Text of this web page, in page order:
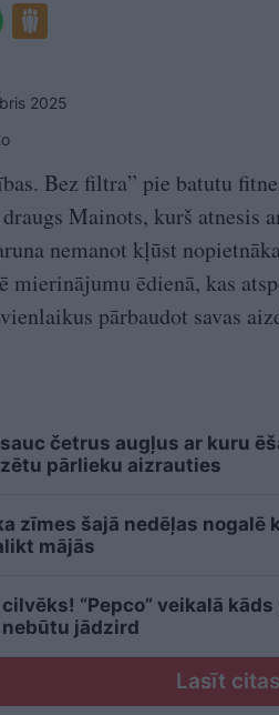
2025
Bez filtra” pie batutu
Mainots, kurš atnesis
nemanot kļūst
mierinājumu ēdienā, kas
pārbaudot savas
četrus augļus ar kuru
pārlieku aizrauties
zīmes šajā nedēļas nogalē
mājās
cilvēks! “Pepco” veikalā
jādzird
Lasīt